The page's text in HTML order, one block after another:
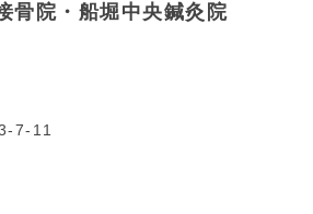
骨院・船堀中央鍼灸院
7-11